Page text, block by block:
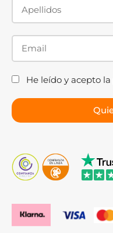
He leído y acepto la